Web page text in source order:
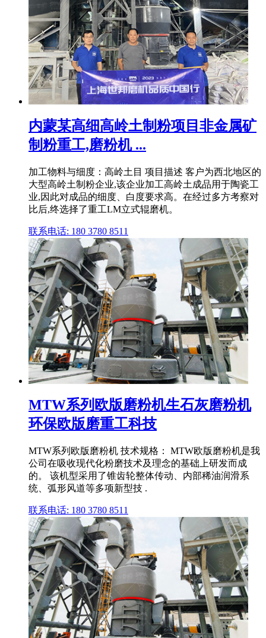
内蒙某高细高岭土制粉项目非金属矿
制粉重工,磨粉机 ...
加工物料与细度：高岭土目 项目描述 客户为西北地区的
大型高岭土制粉企业,该企业加工高岭土成品用于陶瓷工
业,因此对成品的细度、白度要求高。在经过多方考察对
比后,终选择了重工LM立式辊磨机。
联系电话: 180 3780 8511
MTW系列欧版磨粉机生石灰磨粉机
环保欧版磨重工科技
MTW系列欧版磨粉机 技术规格： MTW欧版磨粉机是我
公司在吸收现代化粉磨技术及理念的基础上研发而成
的。 该机型采用了锥齿轮整体传动、内部稀油润滑系
统、弧形风道等多项新型技 .
联系电话: 180 3780 8511